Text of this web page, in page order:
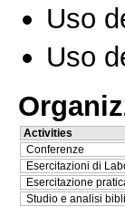
Uso
Uso
Activities
Conferenze
Esercitazioni di
Esercitazione
Studio e analisi